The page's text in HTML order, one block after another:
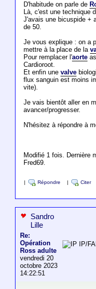
D'habitude on parle de
Là, c'est une technique
J'avais une bicuspide +
de 50.
Je vous explique : on a
mettre à la place de la
Pour remplacer l'aorte
Cardioroot.
Et enfin une valve
flux sanguin est moins
vite).
Je vais bientôt aller en
avancer/progresser.
N'hésitez à répondre à
Modifié 1 fois. Dernière
Fred69.
Répondre Citer
Sandro
Lille
Re:
Opération
Ross adulte
vendredi 20
octobre 2023
14:22:51
IP/